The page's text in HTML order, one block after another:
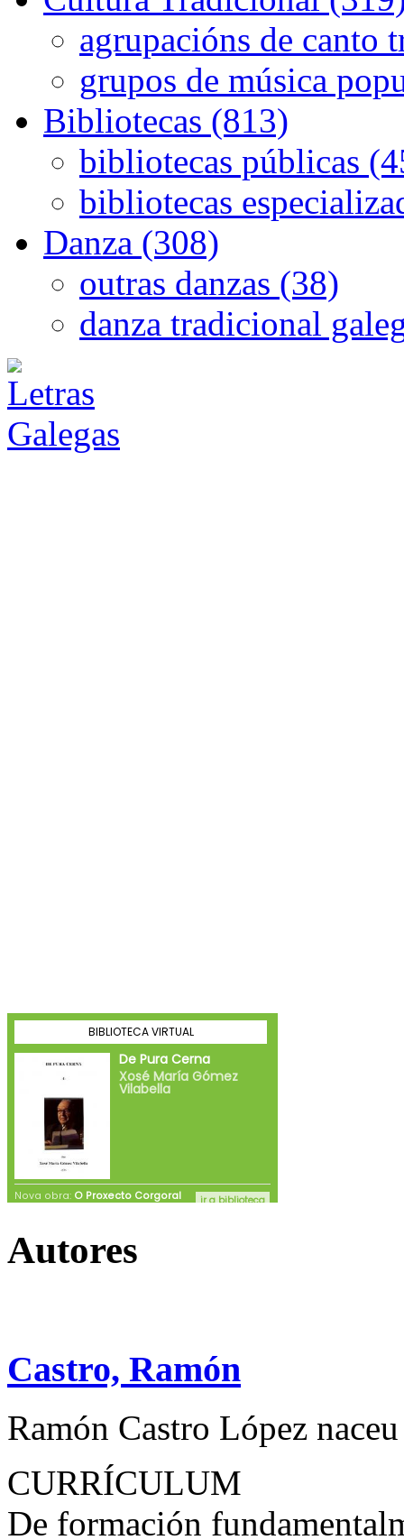
agrupacións de canto
grupos de música
Bibliotecas (813)
bibliotecas públicas
bibliotecas
Danza (308)
outras danzas (38)
danza tradicional
Autores
Castro, Ramón
Ramón Castro López
CURRÍCULUM
De formación